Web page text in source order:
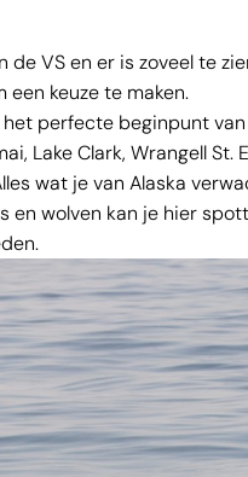
VS en er is zoveel te
keuze te maken.
perfecte beginpunt
Lake Clark, Wrangell
wat je van Alaska
en wolven kan je hier